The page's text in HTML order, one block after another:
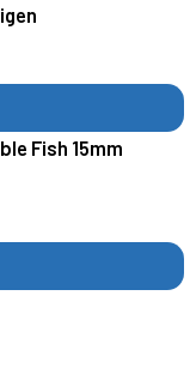
Fish 15mm